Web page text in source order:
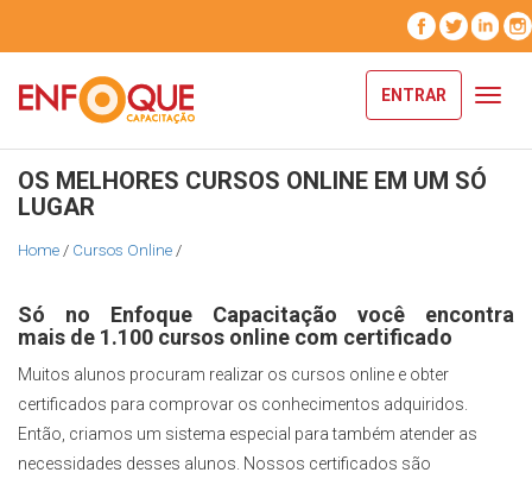
ENTRAR
OS MELHORES CURSOS ONLINE EM UM SÓ
LUGAR
Home / Cursos Online /
Só no Enfoque Capacitação você encontra
mais de 1.100 cursos online com certificado
Muitos alunos procuram realizar os cursos online e obter
certificados para comprovar os conhecimentos adquiridos.
Então, criamos um sistema especial para também atender as
necessidades desses alunos. Nossos certificados são